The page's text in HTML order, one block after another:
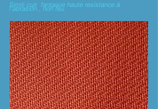
Simili cuir fantaisie haute resistance à
l'abrasion , non feu .